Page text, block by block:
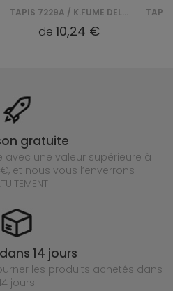
TAPIS 7229A / K.FUME DELHI SFI - CZARNY
de10,24 €
gratuite
une valeur supérieure à
et nous vous l’enverrons
!
14 jours
les produits achetés dans
14 jours